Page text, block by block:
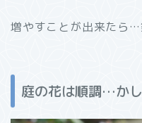
増やすことが出来たら
庭の花は順調…か